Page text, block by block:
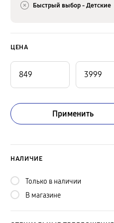
Быстрый выбор -Детские
ЦЕНА
Применить
НАЛИЧИЕ
Только в наличии
В магазине